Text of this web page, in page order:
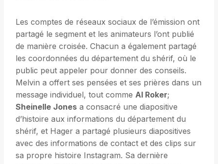
Les comptes de réseaux sociaux de l’émission ont
partagé le segment et les animateurs l’ont publié
de manière croisée. Chacun a également partagé
les coordonnées du département du shérif, où le
public peut appeler pour donner des conseils.
Melvin a offert ses pensées et ses prières dans un
message individuel, tout comme Al Roker;
Sheinelle Jones a consacré une diapositive
d’histoire aux informations du département du
shérif, et Hager a partagé plusieurs diapositives
avec des informations de contact et des clips sur
sa propre histoire Instagram. Sa dernière